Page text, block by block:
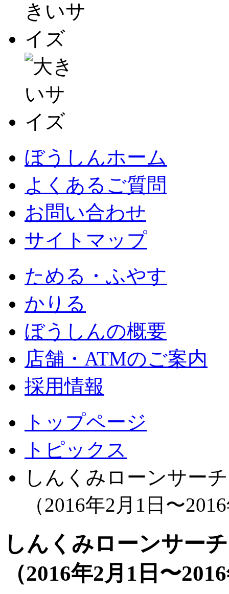
ぼうしんホーム
よくあるご質問
お問い合わせ
サイトマップ
ためる・ふやす
かりる
ぼうしんの概要
店舗・ATMのご案内
採用情報
トップページ
トピックス
しんくみローンサー
（2016年2月1日〜
しんくみローンサー
（2016年2月1日〜